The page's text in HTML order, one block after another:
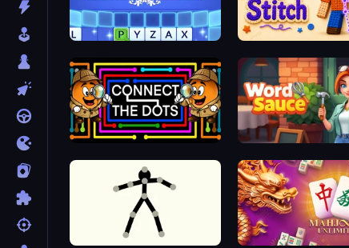
Word Wipe Rope Stitch Puzzle
Connect the Dots – Relaxing Puzzle Word Sauce
Stick Animator Mahjong Unlimited